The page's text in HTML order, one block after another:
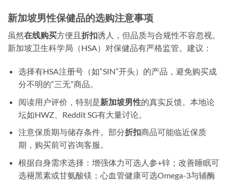
新加坡男性保健品的选购注意事项
虽然在线购买方便且 折扣诱人，但品质与合规性不容忽视。
新加坡卫生科学局（HSA）对保健品有严格监管。建议：
选择有HSA注册号（如“SIN”开头）的产品，避免购买成
分不明的“三无”商品。
阅读用户评价，特别是新加坡男性的真实反馈。本地论
坛如HWZ、Reddit SG有大量讨论。
注意保质期与储存条件。部分折扣商品可能临近保质
期，购买前可咨询客服。
根据自身需求选择：增强体力可选人参+锌；改善睡眠可
选褪黑素或甘氨酸镁；心血管健康可选Omega-3与辅酶